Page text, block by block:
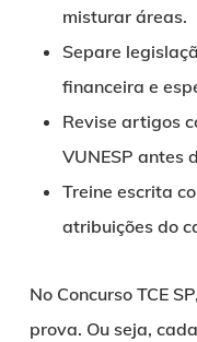
misturar áreas.
Separe
financeira e
Revise artigos
VUNESP antes
Treine escrita
atribuições do
No Concurso TCE
prova. Ou seja,